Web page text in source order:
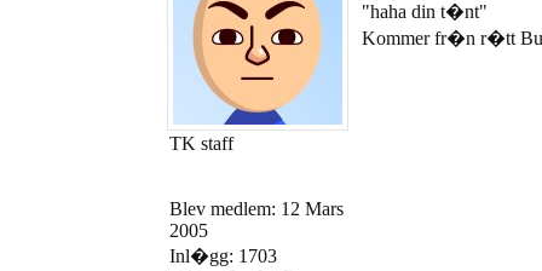
TK staff
Blev medlem: 12 Mars
2005
Inl�gg: 1703
"haha din t�nt"
Kommer fr�n r�tt